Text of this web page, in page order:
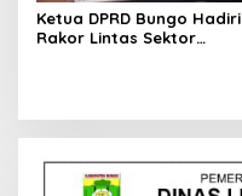
Ketua DPRD Bungo Hadiri
Rakor Lintas Sektor